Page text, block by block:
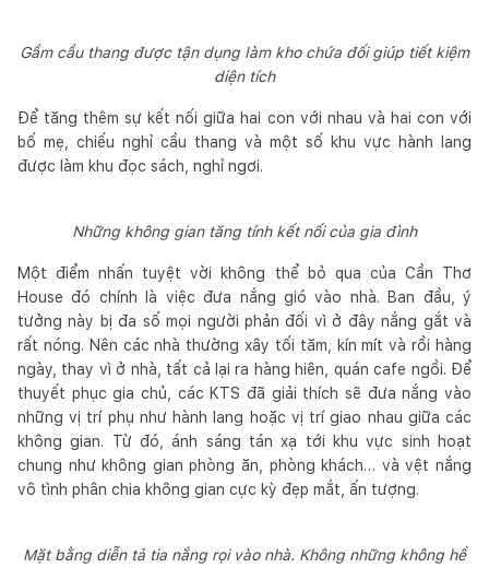
Gầm cầu thang được tận dụng làm kho chứa đối giúp tiết kiệm
diện tích
Để tăng thêm sự kết nối giữa hai con với nhau và hai con với
bố mẹ, chiếu nghỉ cầu thang và một số khu vực hành lang
được làm khu đọc sách, nghỉ ngơi.
Những không gian tăng tính kết nối của gia đình
Một điểm nhấn tuyệt vời không thể bỏ qua của Cần Thơ
House đó chính là việc đưa nắng gió vào nhà. Ban đầu, ý
tưởng này bị đa số mọi người phản đối vì ở đây nắng gắt và
rất nóng. Nên các nhà thường xây tối tăm, kín mít và rồi hàng
ngày, thay vì ở nhà, tất cả lại ra hàng hiên, quán cafe ngồi. Để
thuyết phục gia chủ, các KTS đã giải thích sẽ đưa nắng vào
những vị trí phụ như hành lang hoặc vị trí giao nhau giữa các
không gian. Từ đó, ánh sáng tán xạ tới khu vực sinh hoạt
chung như không gian phòng ăn, phòng khách… và vệt nắng
vô tình phân chia không gian cực kỳ đẹp mắt, ấn tượng.
Mặt bằng diễn tả tia nắng rọi vào nhà. Không những không hề